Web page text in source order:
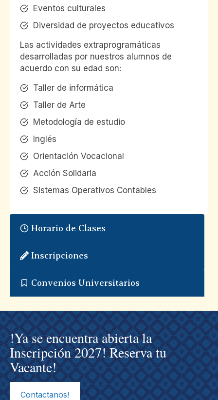
Eventos culturales
Diversidad de proyectos educativos
Las actividades extraprogramáticas
desarrolladas por nuestros alumnos de
acuerdo con su edad son:
Taller de informática
Taller de Arte
Metodología de estudio
Inglés
Orientación Vocacional
Acción Solidaria
Sistemas Operativos Contables
Horario de Clases
Inscripciones
Convenios Universitarios
!Ya se encuentra abierta la
Inscripción 2027! Reserva tu
Vacante!
Contactanos!